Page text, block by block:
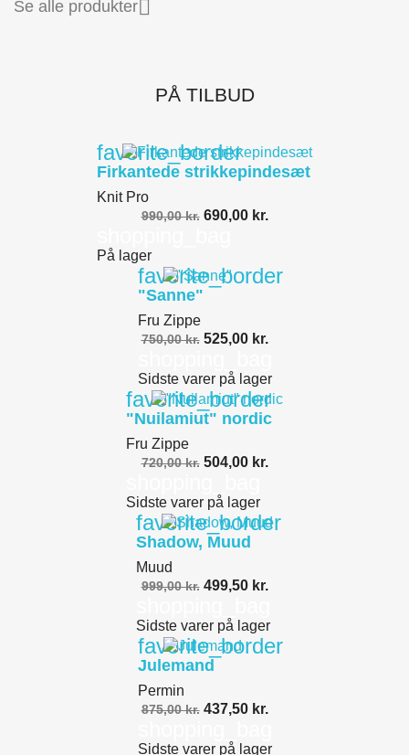
Se alle produkter
PÅ TILBUD
favorite_border
Firkantede strikkepindesæt
Knit Pro
990,00 kr. 690,00 kr.
På lager
favorite_border
"Sanne"
Fru Zippe
750,00 kr. 525,00 kr.
Sidste varer på lager
favorite_border
"Nuilamiut" nordic
Fru Zippe
720,00 kr. 504,00 kr.
Sidste varer på lager
favorite_border
Shadow, Muud
Muud
999,00 kr. 499,50 kr.
Sidste varer på lager
favorite_border
Julemand
Permin
875,00 kr. 437,50 kr.
Sidste varer på lager